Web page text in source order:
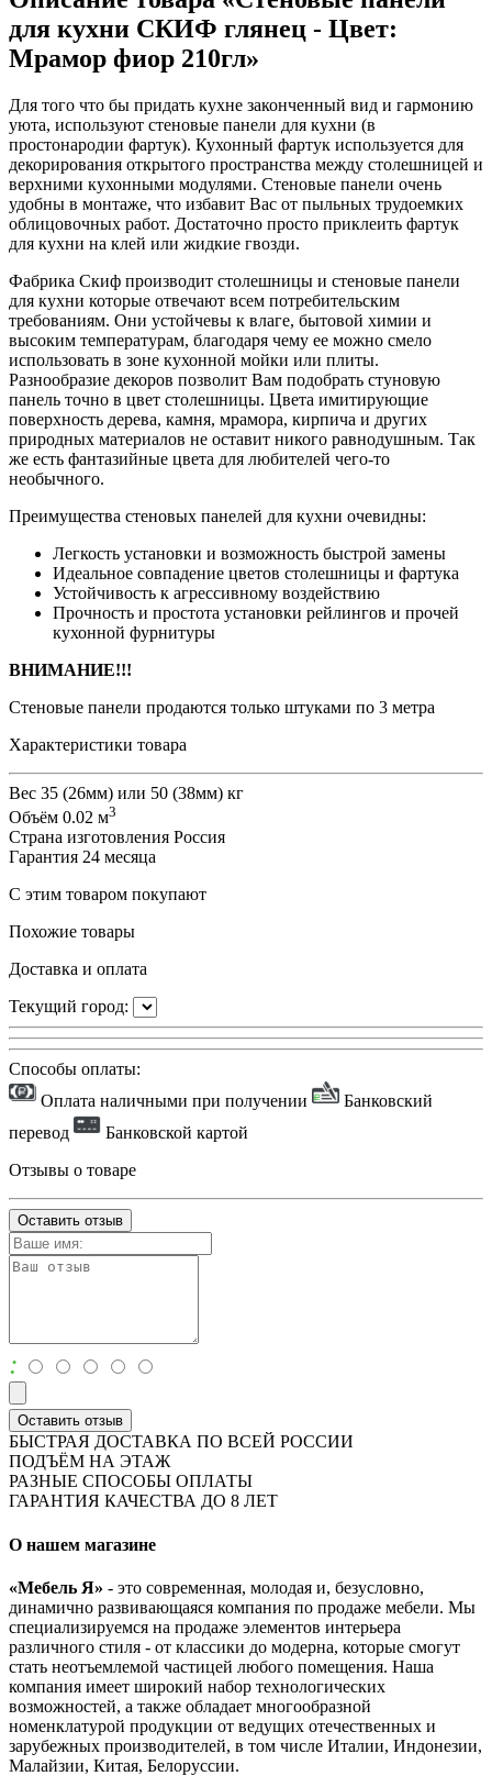
для кухни СКИФ глянец - Цвет:
Мрамор фиор 210гл»
Для того что бы придать кухне законченный вид и гармонию
уюта, используют стеновые панели для кухни (в
простонародии фартук). Кухонный фартук используется для
декорирования открытого пространства между столешницей и
верхними кухонными модулями. Стеновые панели очень
удобны в монтаже, что избавит Вас от пыльных трудоемких
облицовочных работ. Достаточно просто приклеить фартук
для кухни на клей или жидкие гвозди.
Фабрика Скиф производит столешницы и стеновые панели
для кухни которые отвечают всем потребительским
требованиям. Они устойчевы к влаге, бытовой химии и
высоким температурам, благодаря чему ее можно смело
использовать в зоне кухонной мойки или плиты.
Разнообразие декоров позволит Вам подобрать стуновую
панель точно в цвет столешницы. Цвета имитирующие
поверхность дерева, камня, мрамора, кирпича и других
природных материалов не оставит никого равнодушным. Так
же есть фантазийные цвета для любителей чего-то
необычного.
Преимущества стеновых панелей для кухни очевидны:
Легкость установки и возможность быстрой замены
Идеальное совпадение цветов столешницы и фартука
Устойчивость к агрессивному воздействию
Прочность и простота установки рейлингов и прочей
кухонной фурнитуры
ВНИМАНИЕ!!!
Стеновые панели продаются только штуками по 3 метра
Характеристики товара
Вес 35 (26мм) или 50 (38мм) кг
Объём 0.02 м3
Страна изготовления Россия
Гарантия 24 месяца
С этим товаром покупают
Похожие товары
Доставка и оплата
Текущий город:
Способы оплаты:
Оплата наличными при получении
Банковский
перевод
Банковской картой
Отзывы о товаре
Оставить отзыв
:
Оставить отзыв
БЫСТРАЯ ДОСТАВКА ПО ВСЕЙ РОССИИ
ПОДЪЁМ НА ЭТАЖ
РАЗНЫЕ СПОСОБЫ ОПЛАТЫ
ГАРАНТИЯ КАЧЕСТВА ДО 8 ЛЕТ
О нашем магазине
«Мебель Я» - это современная, молодая и, безусловно,
динамично развивающаяся компания по продаже мебели. Мы
специализируемся на продаже элементов интерьера
различного стиля - от классики до модерна, которые смогут
стать неотъемлемой частицей любого помещения. Наша
компания имеет широкий набор технологических
возможностей, а также обладает многообразной
номенклатурой продукции от ведущих отечественных и
зарубежных производителей, в том числе Италии, Индонезии,
Малайзии, Китая, Белоруссии.